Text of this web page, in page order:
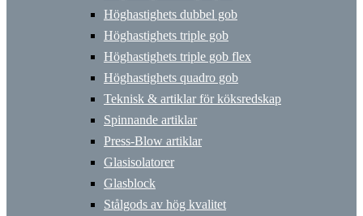
Höghastighets dubbel gob
Höghastighets triple gob
Höghastighets triple gob flex
Höghastighets quadro gob
Teknisk & artiklar för köksredskap
Spinnande artiklar
Press-Blow artiklar
Glasisolatorer
Glasblock
Stålgods av hög kvalitet